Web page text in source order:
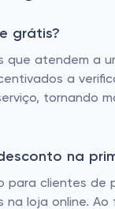
grátis?
atendem a
a
tornando
na
clientes
loja online.